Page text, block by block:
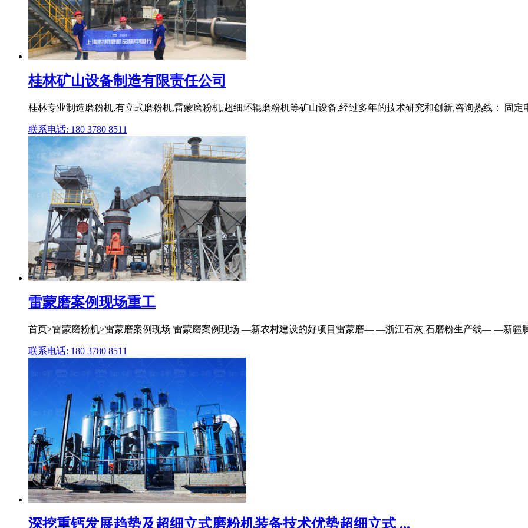
桂林矿山设备制造有限责任公司
桂林专业制造磨粉机,有立式磨粉机,雷蒙磨粉机,超细环辊磨粉机等矿山设备,经过多年的技术研究和创新,咨询热线： 固定
联系电话: 180 3780 8511
雷蒙磨案例现场重工
首页>雷蒙磨粉机>雷蒙磨案例现场 雷蒙磨案例现场 —新农村建设的好项目雷蒙磨— —浙江石灰 石磨粉生产线— —新
联系电话: 180 3780 8511
深挖重钙发展趋势及超细立式磨粉机装备技术优势超细立式 ...